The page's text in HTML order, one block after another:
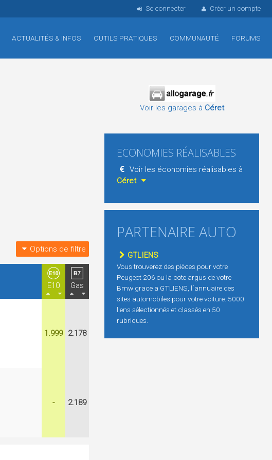
Se connecter Créer un compte
ACTUALITÉS & INFOS OUTILS PRATIQUES COMMUNAUTÉ FORUMS
Options de filtre
E10
Gas
1.999 2.178
- 2.189
Voir les garages à Céret
ECONOMIES RÉALISABLES
Voir les économies réalisables à
Céret
PARTENAIRE AUTO
GTLIENS
Vous trouverez des pièces pour votre
Peugeot 206 ou la cote argus de votre
Bmw grace a GTLIENS, l´annuaire des
sites automobiles pour votre voiture. 5000
liens sélectionnés et classés en 50
rubriques.